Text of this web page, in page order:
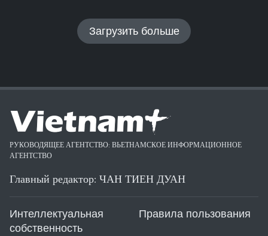
Загрузить больше
РУКОВОДЯЩЕЕ АГЕНТСТВО: ВЬЕТНАМСКОЕ ИНФОРМАЦИОННОЕ
АГЕНТСТВО
Главный редактор: ЧАН ТИЕН ДУАН
Интеллектуальная
собственность
Правила пользования